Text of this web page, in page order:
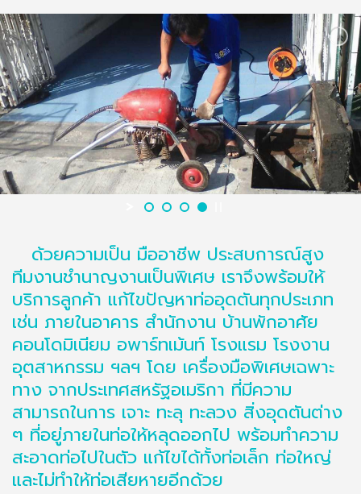
ด้วยความเป็น มืออาชีพ ประสบการณ์สูง
ทีมงานชำนาญงานเป็นพิเศษ เราจึงพร้อมให้
บริการลูกค้า แก้ไขปัญหาท่ออุดตันทุกประเภท
เช่น ภายในอาคาร สำนักงาน บ้านพักอาศัย
คอนโดมิเนียม อพาร์ทเม้นท์ โรงแรม โรงงาน
อุตสาหกรรม ฯลฯ โดย เครื่องมือพิเศษเฉพาะ
ทาง จากประเทศสหรัฐอเมริกา ที่มีความ
สามารถในการ เจาะ ทะลุ ทะลวง สิ่งอุดตันต่าง
ๆ ที่อยู่ภายในท่อให้หลุดออกไป พร้อมทำความ
สะอาดท่อไปในตัว แก้ไขได้ทั้งท่อเล็ก ท่อใหญ่
และไม่ทำให้ท่อเสียหายอีกด้วย